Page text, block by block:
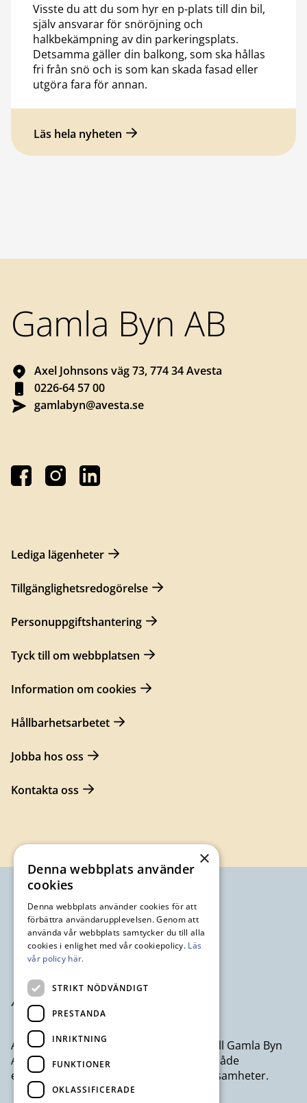
Visste du att du som hyr en p-plats till din bil,
själv ansvarar för snöröjning och
halkbekämpning av din parkeringsplats.
Detsamma gäller din balkong, som ska hållas
fri från snö och is som kan skada fasad eller
utgöra fara för annan.
Läs hela nyheten
Gamla Byn AB
Axel Johnsons väg 73, 774 34 Avesta
0226-64 57 00
gamlabyn@avesta.se
Lediga lägenheter
Tillgänglighetsredogörelse
Personuppgiftshantering
Tyck till om webbplatsen
Information om cookies
Hållbarhetsarbetet
Jobba hos oss
Kontakta oss
Avesta Industristad AB ett dotterbolag till Gamla Byn
AB som erbjuder kontor och lokaler till både
egenföretagare och större företagsverksamheter.
×
Denna webbplats använder
cookies
Denna webbplats använder cookies för att
förbättra användarupplevelsen. Genom att
använda vår webbplats samtycker du till alla
cookies i enlighet med vår cookiepolicy. Läs
vår policy här.
STRIKT NÖDVÄNDIGT
PRESTANDA
INRIKTNING
FUNKTIONER
OKLASSIFICERADE